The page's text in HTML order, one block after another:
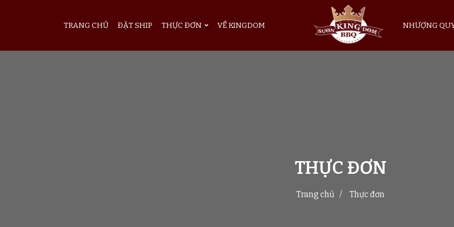
TRANG CHỦ ĐẶT SHIP THỰC ĐƠN VỀ KINGDOM NHƯỢNG
THỰC ĐƠN
Trang chủ Thực đơn